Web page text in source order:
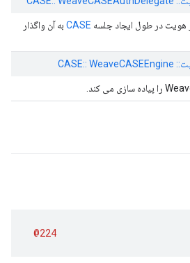
هویت در طول ایجاد جلسه CASE به آن واگذار
را پیاده سازی می کند.
@224